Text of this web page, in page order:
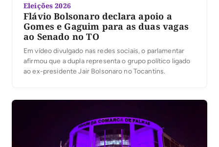
Eleições 2026
Flávio Bolsonaro declara apoio a
Gomes e Gaguim para as duas vagas
ao Senado no TO
Em vídeo divulgado nas redes sociais, o parlamentar
afirmou que a dupla representa o grupo político ligado
ao ex-presidente Jair Bolsonaro no Tocantins.